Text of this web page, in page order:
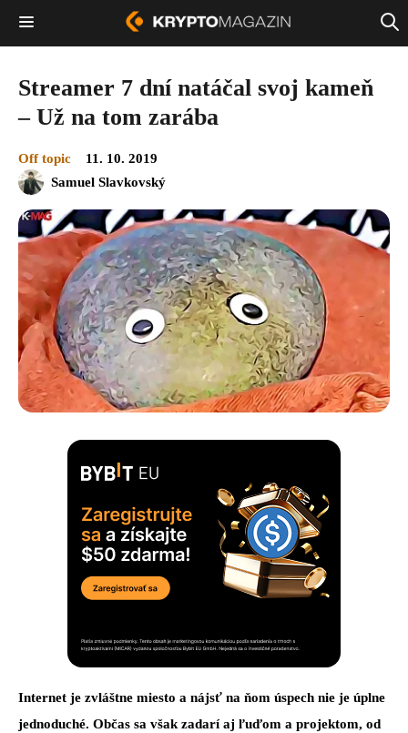
Streamer 7 dní natáčal svoj kameň
– Už na tom zarába
Off topic
11. 10. 2019
Samuel Slavkovský
Internet je zvláštne miesto a nájsť na ňom úspech nie je úplne
jednoduché. Občas sa však zadarí aj ľuďom a projektom, od